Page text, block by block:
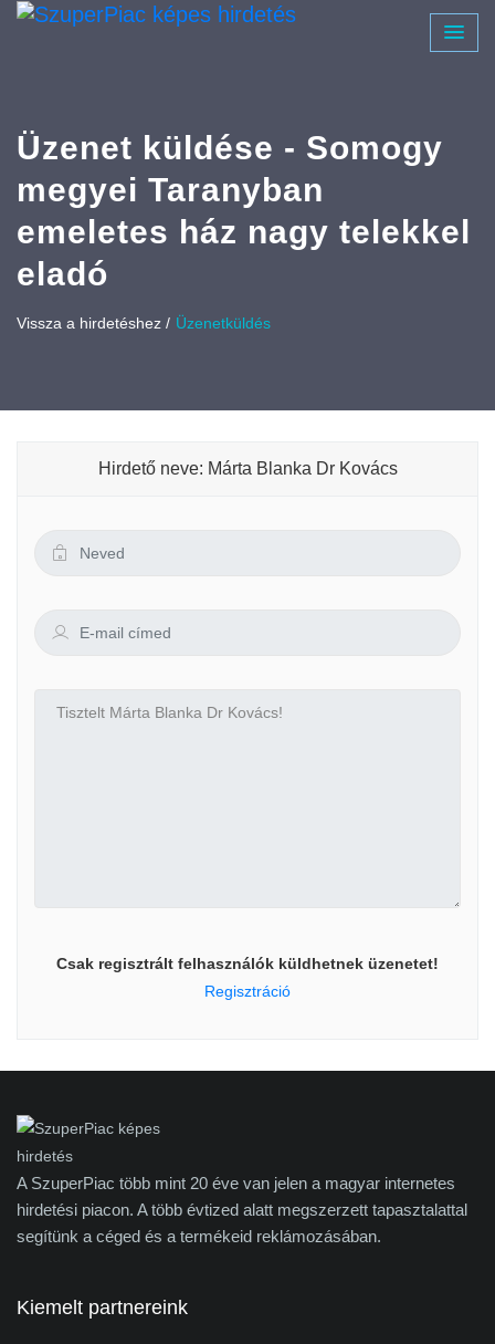
Üzenet küldése - Somogy
megyei Taranyban
emeletes ház nagy telekkel
eladó
Vissza a hirdetéshez / Üzenetküldés
Hirdető neve: Márta Blanka Dr Kovács
Csak regisztrált felhasználók küldhetnek üzenetet!
Regisztráció
A SzuperPiac több mint 20 éve van jelen a magyar internetes
hirdetési piacon. A több évtized alatt megszerzett tapasztalattal
segítünk a céged és a termékeid reklámozásában.
Kiemelt partnereink